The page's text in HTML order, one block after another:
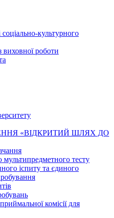
культурного
роботи
«ВІДКРИТИЙ ШЛЯХ ДО
тесту
іспиту та єдиного
комісії для